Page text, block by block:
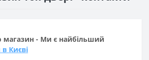
магазин - Ми є найбільший
Києві